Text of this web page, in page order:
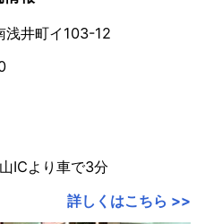
井町イ103-12
ICより車で3分
詳しくはこちら >>